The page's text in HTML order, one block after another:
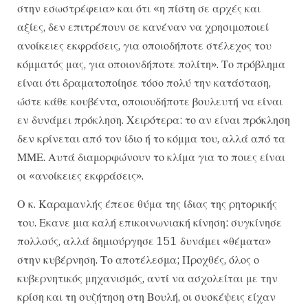
στην εσωστρέφεια» και ότι «η πίστη σε αρχές και
αξίες, δεν επιτρέπουν σε κανέναν να χρησιμοποιεί
ανοίκειες εκφράσεις, για οποιοδήποτε στέλεχος του
κόμματός μας, για οποιονδήποτε πολίτη». Το πρόβλημα
είναι ότι δραματοποίησε τόσο πολύ την κατάσταση,
ώστε κάθε κουβέντα, οποιουδήποτε βουλευτή να είναι
εν δυνάμει πρόκληση. Χειρότερα: το αν είναι πρόκληση
δεν κρίνεται από τον ίδιο ή το κόμμα του, αλλά από τα
ΜΜΕ. Αυτά διαμορφώνουν το κλίμα για το ποιες είναι
οι «ανοίκειες εκφράσεις».
Ο κ. Καραμανλής έπεσε θύμα της ίδιας της ρητορικής
του. Εκανε μια καλή επικοινωνιακή κίνηση: συγκίνησε
πολλούς, αλλά δημιούργησε 151 δυνάμει «θέματα»
στην κυβέρνηση. Το αποτέλεσμα; Προχθές, όλος ο
κυβερνητικός μηχανισμός, αντί να ασχολείται με την
κρίση και τη συζήτηση στη Βουλή, οι συσκέψεις είχαν